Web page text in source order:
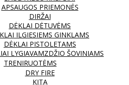
APSAUGOS PRIEMONĖS
DIRŽAI
DĖKLAI DĖTUVĖMS
ILGIESIEMS GINKLAMS
DĖKLAI PISTOLETAMS
LYGIAVAMZDŽIO ŠOVINIAMS
TRENIRUOTĖMS
DRY FIRE
KITA